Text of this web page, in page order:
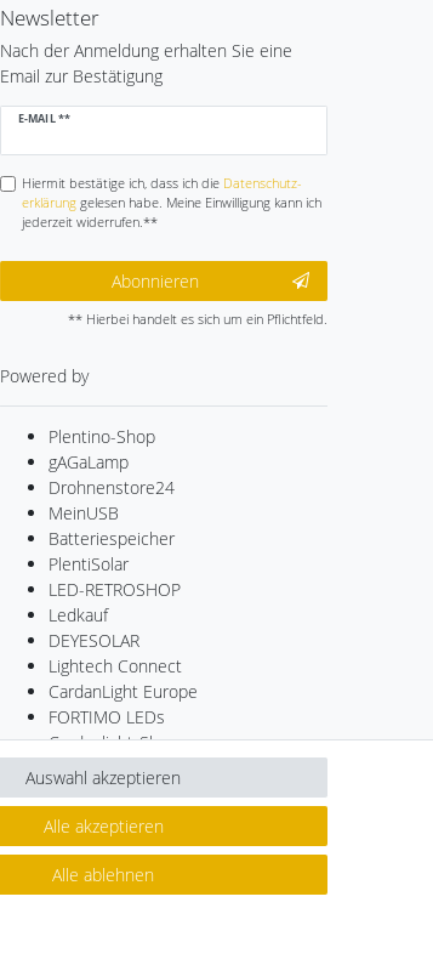
Newsletter
Nach der Anmeldung erhalten Sie eine
Email zur Bestätigung
E-MAIL **
Newsletter
Hiermit bestätige ich, dass ich die Daten­schutz­
erklärunggelesen habe. Meine Einwilligung kann ich
jederzeit widerrufen.**
Abonnieren
** Hierbei handelt es sich um ein Pflichtfeld.
Powered by
Plentino-Shop
gAGaLamp
Drohnenstore24
MeinUSB
Batteriespeicher
PlentiSolar
LED-RETROSHOP
Ledkauf
DEYESOLAR
Lightech Connect
CardanLight Europe
FORTIMO LEDs
Cardanlight-Shop
Wallbox24
Kontakt
Alle akzeptieren
Alle ablehnen
Auswahl akzeptieren